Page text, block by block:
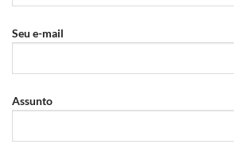
Seu e-mail
Assunto